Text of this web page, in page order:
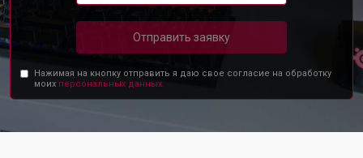
Отправить заявку
Нажимая на кнопку отправить я даю свое согласие на обработку
моих персональных данных.